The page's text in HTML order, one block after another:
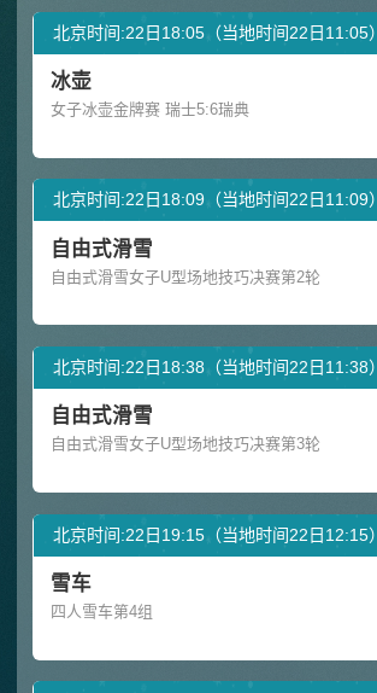
北京时间:22日18:05（当地时间22日11:05）
冰壶
女子冰壶金牌赛 瑞士5:6瑞典
北京时间:22日18:09（当地时间22日11:09）
自由式滑雪
自由式滑雪女子U型场地技巧决赛第2轮
北京时间:22日18:38（当地时间22日11:38）
自由式滑雪
自由式滑雪女子U型场地技巧决赛第3轮
北京时间:22日19:15（当地时间22日12:15）
雪车
四人雪车第4组